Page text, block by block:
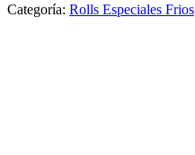
Categoría: Rolls Especiales Frios